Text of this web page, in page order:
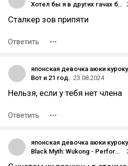
Хотел бы я в других гачах быть таким же удачливым
Сталкер зов припяти
Ответить
японская девочка аюки куроку
Вот и 21 год. 23.08.2024
Нельзя, если у тебя нет члена
Ответить
японская девочка аюки куроку
Black Myth: Wukong - Performance Benchmark Review